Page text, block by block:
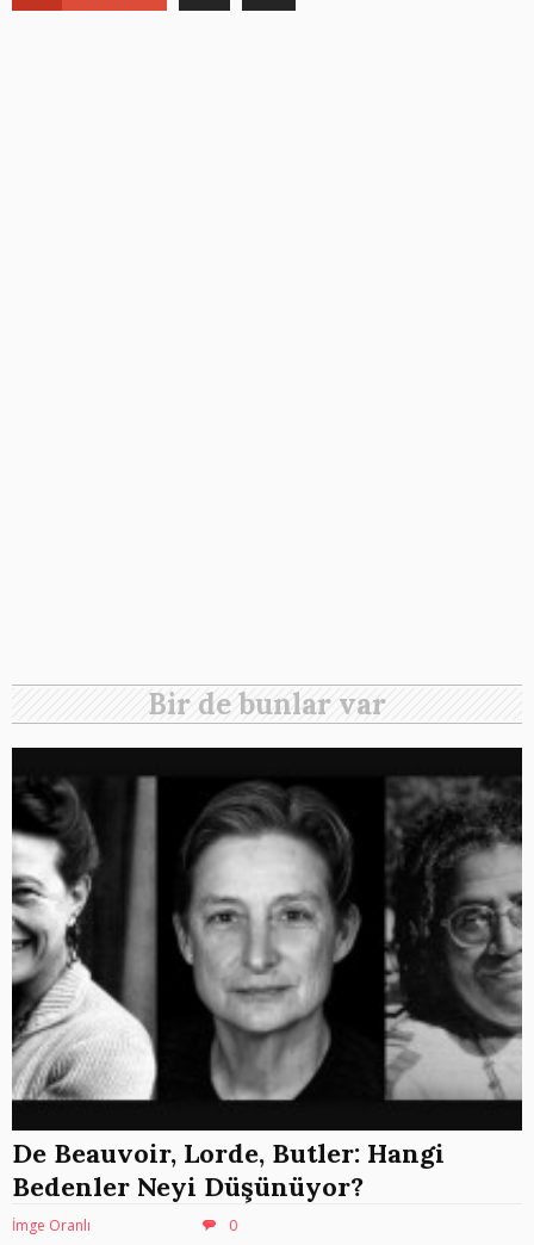
Bir de bunlar var
De Beauvoir, Lorde, Butler: Hangi
Bedenler Neyi Düşünüyor?
İmge Oranlı 0